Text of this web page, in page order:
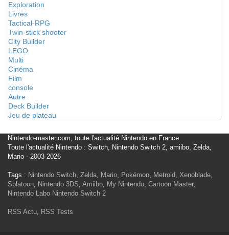
Exploration
Livres
Tactical-RPG
Twin-stick shooter
City Builder
LEGO
Multi
Cinéma
Film
console
Autre
Deck Builder
Jeu de plateau
Nintendo-master.com, toute l'actualité Nintendo en France
Toute l'actualité Nintendo : Switch, Nintendo Switch 2, amiibo, Zelda,
Mario - 2003-2026
Tags : Nintendo Switch, Zelda, Mario, Pokémon, Metroid, Xenoblade,
Splatoon, Nintendo 3DS, Amiibo, My Nintendo, Cartoon Master,
Nintendo Labo Nintendo Switch 2
RSS Actu, RSS Tests